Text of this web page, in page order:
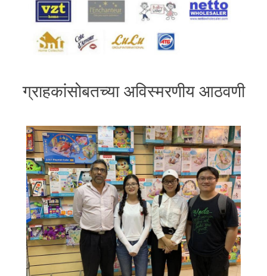
ग्राहकांसोबतच्या अविस्मरणीय आठवणी